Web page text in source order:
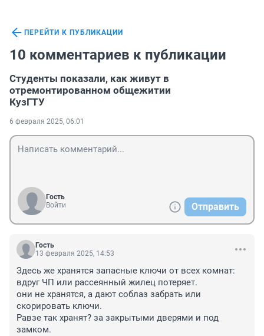
ПЕРЕЙТИ К ПУБЛИКАЦИИ
10 комментариев к публикации
Студенты показали, как живут в
отремонтированном общежитии
КузГТУ
6 февраля 2025, 06:01
Гость
Войти
Отправить
Гость
13 февраля 2025, 14:53
Здесь же хранятся запасные ключи от всех комнат:
вдруг ЧП или рассеянный жилец потеряет.
они не хранятся, а дают соблаз забрать или
скорировать ключи.
Равзе так хранят? за закрытыми дверями и под
замком.